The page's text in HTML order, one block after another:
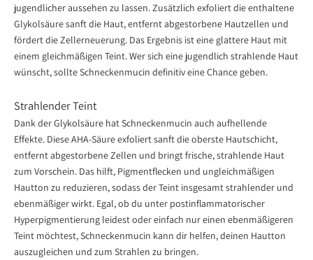
jugendlicher aussehen zu lassen. Zusätzlich exfoliert die enthaltene
Glykolsäure sanft die Haut, entfernt abgestorbene Hautzellen und
fördert die Zellerneuerung. Das Ergebnis ist eine glattere Haut mit
einem gleichmäßigen Teint. Wer sich eine jugendlich strahlende Haut
wünscht, sollte Schneckenmucin definitiv eine Chance geben.
Strahlender Teint
Dank der Glykolsäure hat Schneckenmucin auch aufhellende
Effekte. Diese AHA-Säure exfoliert sanft die oberste Hautschicht,
entfernt abgestorbene Zellen und bringt frische, strahlende Haut
zum Vorschein. Das hilft, Pigmentflecken und ungleichmäßigen
Hautton zu reduzieren, sodass der Teint insgesamt strahlender und
ebenmäßiger wirkt. Egal, ob du unter postinflammatorischer
Hyperpigmentierung leidest oder einfach nur einen ebenmäßigeren
Teint möchtest, Schneckenmucin kann dir helfen, deinen Hautton
auszugleichen und zum Strahlen zu bringen.